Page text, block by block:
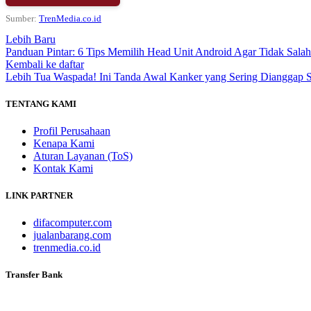
Sumber: TrenMedia.co.id
Lebih Baru
Panduan Pintar: 6 Tips Memilih Head Unit Android Agar Tidak
Kembali ke daftar
Lebih Tua Waspada! Ini Tanda Awal Kanker yang Sering Dianggap
TENTANG KAMI
Profil Perusahaan
Kenapa Kami
Aturan Layanan (ToS)
Kontak Kami
LINK PARTNER
difacomputer.com
jualanbarang.com
trenmedia.co.id
Transfer Bank